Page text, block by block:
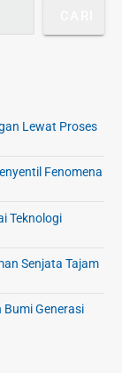
Lewat Proses
Fenomena
Teknologi
Senjata Tajam
Generasi